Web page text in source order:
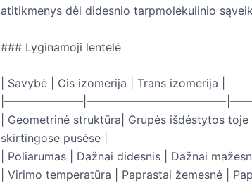
atitikmenys dėl didesnio tarpmolekulinio
### Lyginamoji lentelė
| Savybė | Cis izomerija | Trans izomerija |
|———————|————————————-
| Geometrinė struktūra| Grupės išdėstytos
skirtingose pusėse |
| Poliarumas | Dažnai didesnis | Dažnai
| Virimo temperatūra | Paprastai žemesnė |